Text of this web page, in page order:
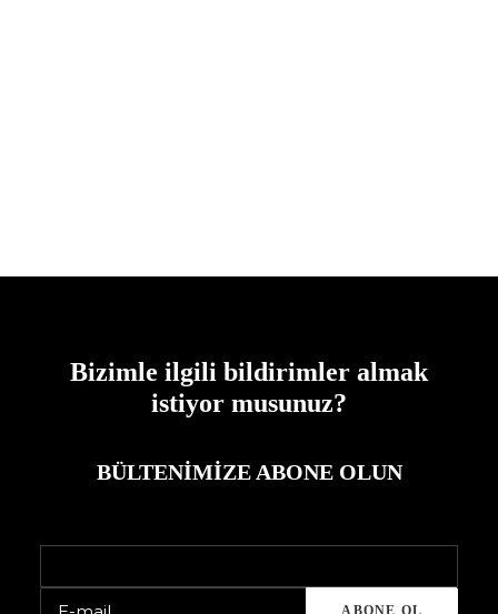
Bizimle ilgili bildirimler almak
istiyor musunuz?
BÜLTENIMIZE ABONE OLUN